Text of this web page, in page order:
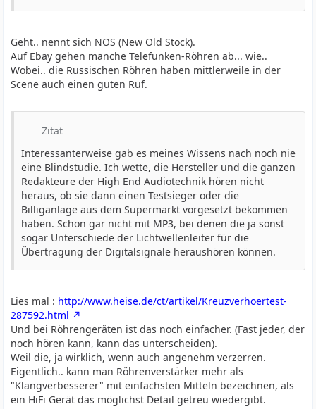
Geht.. nennt sich NOS (New Old Stock).
Auf Ebay gehen manche Telefunken-Röhren ab... wie..
Wobei.. die Russischen Röhren haben mittlerweile in der
Scene auch einen guten Ruf.
Zitat
Interessanterweise gab es meines Wissens nach noch nie
eine Blindstudie. Ich wette, die Hersteller und die ganzen
Redakteure der High End Audiotechnik hören nicht
heraus, ob sie dann einen Testsieger oder die
Billiganlage aus dem Supermarkt vorgesetzt bekommen
haben. Schon gar nicht mit MP3, bei denen die ja sonst
sogar Unterschiede der Lichtwellenleiter für die
Übertragung der Digitalsignale heraushören können.
Lies mal : http://www.heise.de/ct/artikel/Kreuzverhoertest-
287592.html
Und bei Röhrengeräten ist das noch einfacher. (Fast jeder, der
noch hören kann, kann das unterscheiden).
Weil die, ja wirklich, wenn auch angenehm verzerren.
Eigentlich.. kann man Röhrenverstärker mehr als
"Klangverbesserer" mit einfachsten Mitteln bezeichnen, als
ein HiFi Gerät das möglichst Detail getreu wiedergibt.